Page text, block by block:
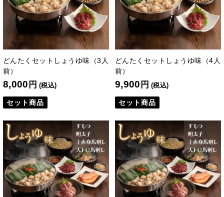
どんたくセットしょうゆ味（3人
前）
8,000 円 (税込)
セット商品
どんたくセットしょうゆ味（4人
前）
9,900 円 (税込)
セット商品